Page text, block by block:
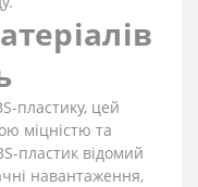
пластику, цей
міцністю та
пластик відомий
навантаження,